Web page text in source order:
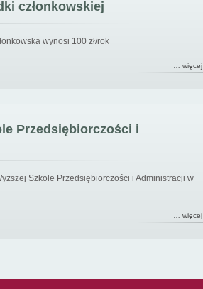
członkowskiej
wynosi 100 zł/rok
… więcej
Przedsiębiorczości i
Szkole Przedsiębiorczości i Administracji w
… więcej